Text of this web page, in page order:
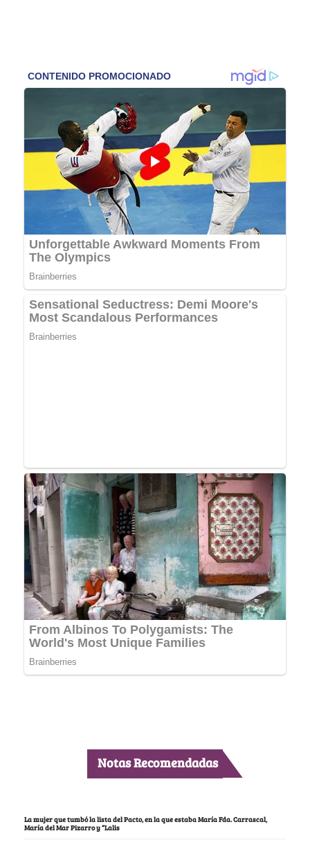
Notas Recomendadas
La mujer que tumbó la lista del Pacto, en la que estaba María Fda. Carrascal,
María del Mar Pizarro y “Lalis